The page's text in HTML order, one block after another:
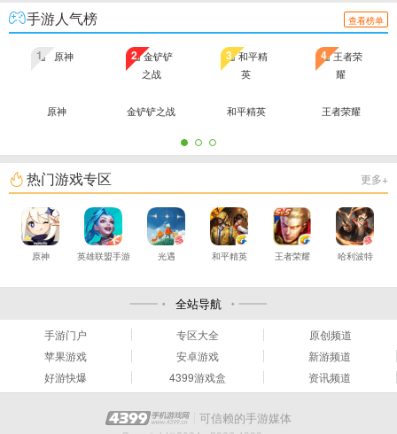
手游人气榜 查看榜单
原神
1
金铲铲之战
2
和平精英
3
王者荣耀
4
热门游戏专区 更多+
原神 英雄联盟手游 光遇 和平精英 王者荣耀 哈利波特
全站导航
手游门户 专区大全
原创频道
苹果游戏
安卓游戏
新游频道
好游快爆
4399游戏盒 资讯频道
可信赖的手游媒体